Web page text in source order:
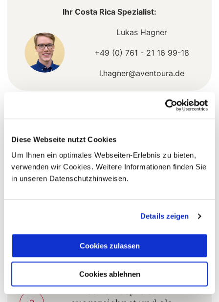
Diese Webseite nutzt Cookies
Um Ihnen ein optimales Webseiten-Erlebnis zu bieten,
verwenden wir Cookies. Weitere Informationen finden Sie
in unseren Datenschutzhinweisen.
Details zeigen
Cookies zulassen
Cookies ablehnen
Ihr Costa Rica Spezialist:
Lukas Hagner
+49 (0) 761 - 21 16 99-18
l.hagner@aventoura.de
5 Gründe warum Sie mit Ihrer Buchung bei uns
1
Fernreisespezialist mit über
25 Jahren Erfahrung!
vielgereiste
Länderspezialisten.
Mehrfach mit
Tourismuspreisen